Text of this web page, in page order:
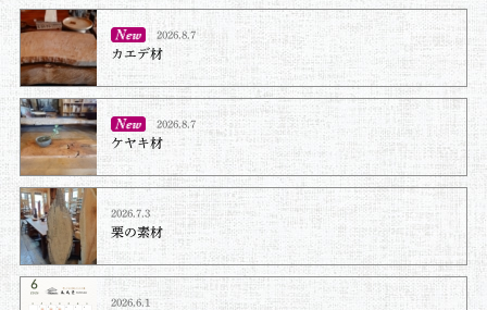
2026.8.7
カエデ材
2026.8.7
ケヤキ材⁡
2026.7.3
栗の素材
2026.6.1